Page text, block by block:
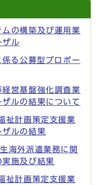
の構築及び運用業
ザル
る公募型プロポー
営基盤強化調査業
ルの結果について
祉計画策定支援業
ルの結果
海外派遣業務に関
施及び結果
祉計画策定支援業